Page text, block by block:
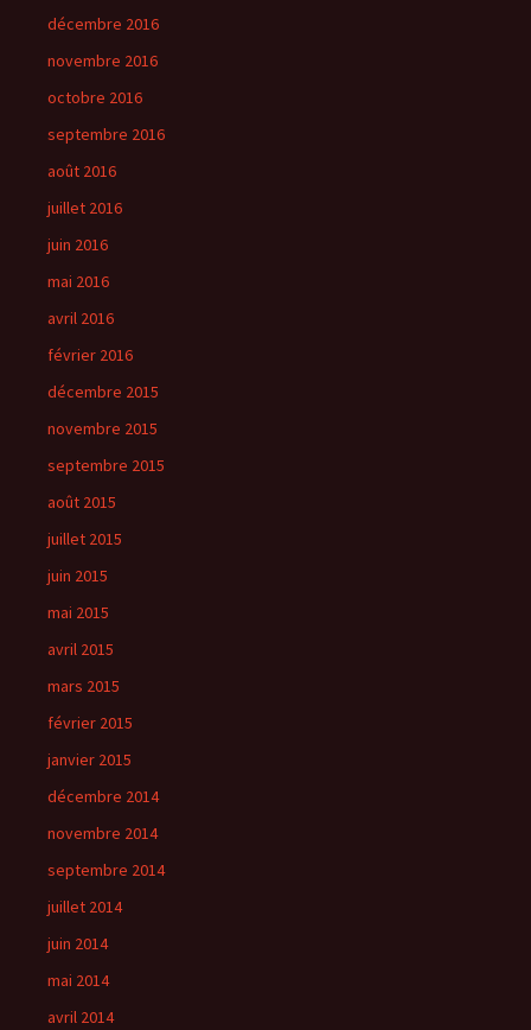
décembre 2016
novembre 2016
octobre 2016
septembre 2016
août 2016
juillet 2016
juin 2016
mai 2016
avril 2016
février 2016
décembre 2015
novembre 2015
septembre 2015
août 2015
juillet 2015
juin 2015
mai 2015
avril 2015
mars 2015
février 2015
janvier 2015
décembre 2014
novembre 2014
septembre 2014
juillet 2014
juin 2014
mai 2014
avril 2014